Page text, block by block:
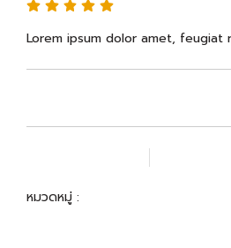
Lorem ipsum dolor amet, feugiat
หมวดหมู่ :